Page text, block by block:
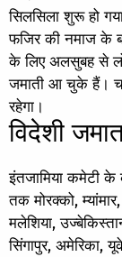
सिलसिला शुरू हो
फजिर की नमाज के
के लिए अलसुबह से
जमाती आ चुके हैं।
रहेगा।
विदेशी
इंतजामिया कमेटी के
तक मोरक्को,
मलेशिया,
सिंगापुर, अमेरिका,